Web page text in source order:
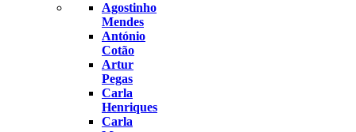
Agostinho
Mendes
António
Cotão
Artur
Pegas
Carla
Henriques
Carla